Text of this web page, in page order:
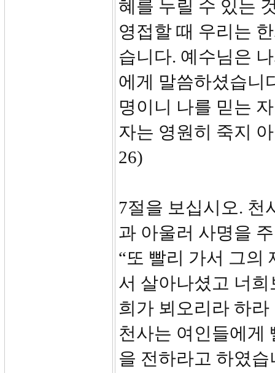
혜를 누릴 수 있는
영접할 때 우리는
습니다. 예수님은
에게 말씀하셨습니
명이니 나를 믿는
자는 영원히 죽지
26)
7절을 보십시오. 천
과 아울러 사명을
“또 빨리 가서 그의
서 살아나셨고 너
희가 뵈오리라 하
천사는 여인들에게
을 전하라고 하였